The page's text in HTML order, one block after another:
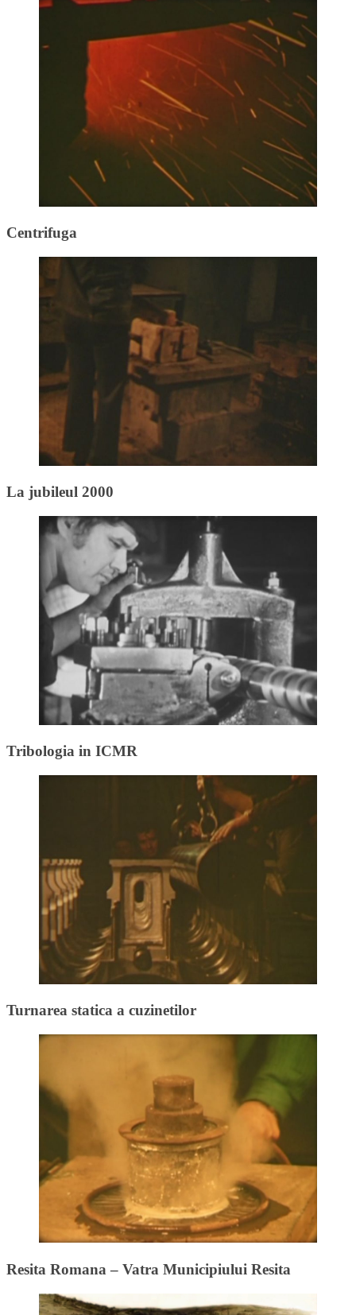
Centrifuga
La jubileul 2000
Tribologia in ICMR
Turnarea statica a cuzinetilor
Resita Romana – Vatra Municipiului Resita